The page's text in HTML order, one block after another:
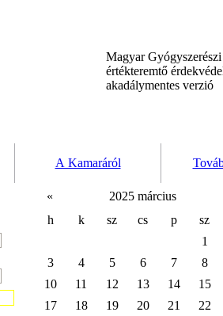
Magyar
értékteremtő
akadálymentes verzió
A Kamaráról
«
2025 március
h
k sz cs p
sz
1
3
4 5 6 7
8
10
11 12 13 14
15
17
18 19 20 21
22